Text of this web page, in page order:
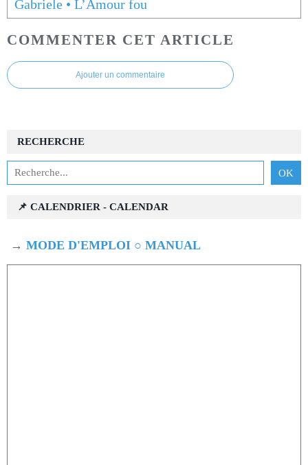
Gabriele • L’Amour fou
COMMENTER CET ARTICLE
Ajouter un commentaire
RECHERCHE
📌 CALENDRIER - CALENDAR
→ MODE D'EMPLOI ○ MANUAL